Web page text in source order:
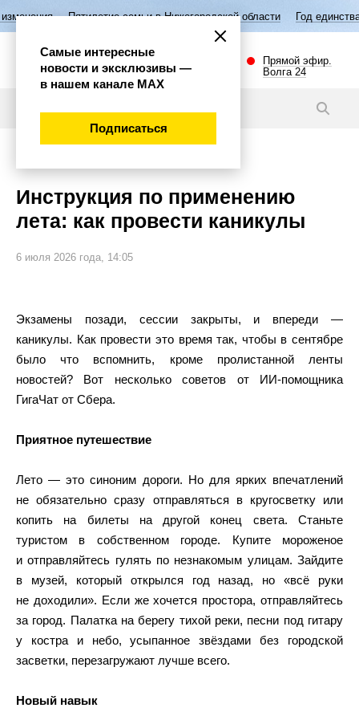
семьи в Нижегородской области Год единства народов
Прямой эфир.
Волга 24
Инструкция по применению
лета: как провести каникулы
6 июля 2026 года, 14:05
Экзамены позади, сессии закрыты, и впереди —
каникулы. Как провести это время так, чтобы в сентябре
было что вспомнить, кроме пролистанной ленты
новостей? Вот несколько советов от ИИ-помощника
ГигаЧат от Сбера.
Приятное путешествие
Лето — это синоним дороги. Но для ярких впечатлений
не обязательно сразу отправляться в кругосветку или
копить на билеты на другой конец света. Станьте
туристом в собственном городе. Купите мороженое
и отправляйтесь гулять по незнакомым улицам. Зайдите
в музей, который открылся год назад, но «всё руки
не доходили». Если же хочется простора, отправляйтесь
за город. Палатка на берегу тихой реки, песни под гитару
у костра и небо, усыпанное звёздами без городской
засветки, перезагружают лучше всего.
Новый навык
Самые интересные
новости и эксклюзивы —
в нашем канале МАХ
Подписаться